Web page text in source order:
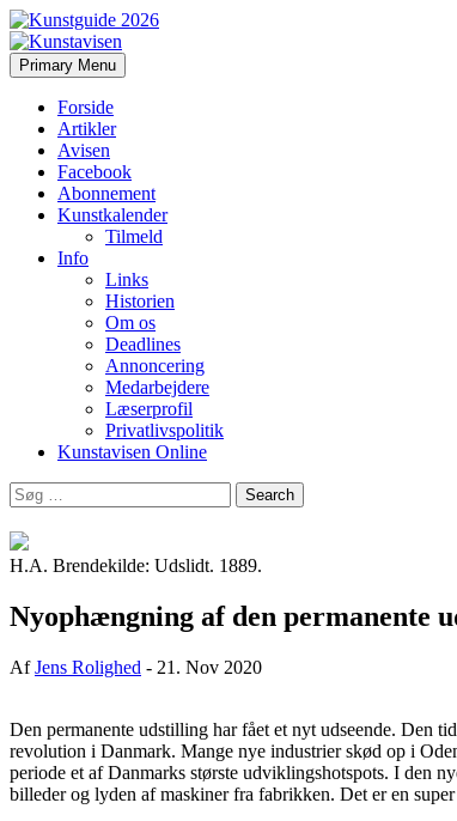
Kunstavisen
Search
Primary Menu Skip
to
Forside
Artikler
Avisen
Facebook
Abonnement
Kunstkalender
Tilmeld
Info
Links
Historien
Om os
Deadlines
Annoncering
Medarbejdere
Læserprofil
Privatlivspolitik
Kunstavisen Online
Search
for:
H.A. Brendekilde: Udslidt. 1889.
Nyophængning af den permanente
AfJens Rolighed - 21. Nov 2020
Den permanente udstilling har fået et nyt udseende. Den
revolution i Danmark. Mange nye industrier skød op i
periode et af Danmarks største udviklingshotspots. I den
billeder og lyden af maskiner fra fabrikken. Det er en